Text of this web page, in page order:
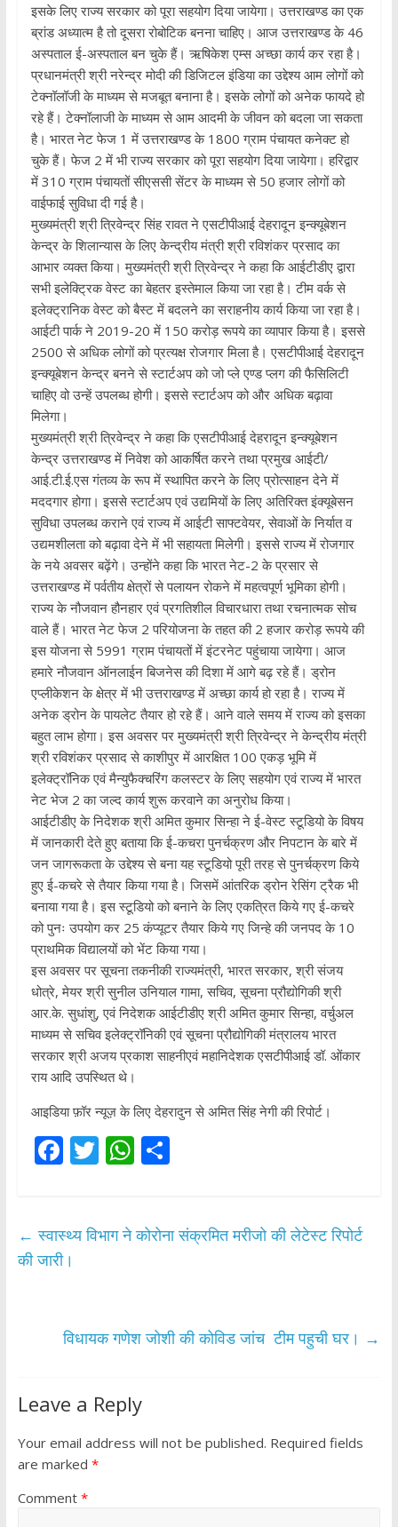
इसके लिए राज्य सरकार को पूरा सहयोग दिया जायेगा। उत्तराखण्ड का एक
ब्रांड अध्यात्म है तो दूसरा रोबोटिक बनना चाहिए। आज उत्तराखण्ड के 46
अस्पताल ई-अस्पताल बन चुके हैं। ऋषिकेश एम्स अच्छा कार्य कर रहा है।
प्रधानमंत्री श्री नरेन्द्र मोदी की डिजिटल इंडिया का उद्देश्य आम लोगों को
टेक्नॉलॉजी के माध्यम से मजबूत बनाना है। इसके लोगों को अनेक फायदे हो
रहे हैं। टेक्नॉलाजी के माध्यम से आम आदमी के जीवन को बदला जा सकता
है। भारत नेट फेज 1 में उत्तराखण्ड के 1800 ग्राम पंचायत कनेक्ट हो
चुके हैं। फेज 2 में भी राज्य सरकार को पूरा सहयोग दिया जायेगा। हरिद्वार
में 310 ग्राम पंचायतों सीएससी सेंटर के माध्यम से 50 हजार लोगों को
वाईफाई सुविधा दी गई है।
मुख्यमंत्री श्री त्रिवेन्द्र सिंह रावत ने एसटीपीआई देहरादून इन्क्यूबेशन
केन्द्र के शिलान्यास के लिए केन्द्रीय मंत्री श्री रविशंकर प्रसाद का
आभार व्यक्त किया। मुख्यमंत्री श्री त्रिवेन्द्र ने कहा कि आईटीडीए द्वारा
सभी इलेक्ट्रिक वेस्ट का बेहतर इस्तेमाल किया जा रहा है। टीम वर्क से
इलेक्ट्रानिक वेस्ट को बैस्ट में बदलने का सराहनीय कार्य किया जा रहा है।
आईटी पार्क ने 2019-20 में 150 करोड़ रूपये का व्यापार किया है। इससे
2500 से अधिक लोगों को प्रत्यक्ष रोजगार मिला है। एसटीपीआई देहरादून
इन्क्यूबेशन केन्द्र बनने से स्टार्टअप को जो प्ले एण्ड प्लग की फैसिलिटी
चाहिए वो उन्हें उपलब्ध होगी। इससे स्टार्टअप को और अधिक बढ़ावा
मिलेगा।
मुख्यमंत्री श्री त्रिवेन्द्र ने कहा कि एसटीपीआई देहरादून इन्क्यूबेशन
केन्द्र उत्तराखण्ड में निवेश को आकर्षित करने तथा प्रमुख आईटी/
आई.टी.ई.एस गंतव्य के रूप में स्थापित करने के लिए प्रोत्साहन देने में
मददगार होगा। इससे स्टार्टअप एवं उद्यमियों के लिए अतिरिक्त इंक्यूबेसन
सुविधा उपलब्ध कराने एवं राज्य में आईटी साफ्टवेयर, सेवाओं के निर्यात व
उद्यमशीलता को बढ़ावा देने में भी सहायता मिलेगी। इससे राज्य में रोजगार
के नये अवसर बढ़ेंगे। उन्होंने कहा कि भारत नेट-2 के प्रसार से
उत्तराखण्ड में पर्वतीय क्षेत्रों से पलायन रोकने में महत्वपूर्ण भूमिका होगी।
राज्य के नौजवान हौनहार एवं प्रगतिशील विचारधारा तथा रचनात्मक सोच
वाले हैं। भारत नेट फेज 2 परियोजना के तहत की 2 हजार करोड़ रूपये की
इस योजना से 5991 ग्राम पंचायतों में इंटरनेट पहुंचाया जायेगा। आज
हमारे नौजवान ऑनलाईन बिजनेस की दिशा में आगे बढ़ रहे हैं। ड्रोन
एप्लीकेशन के क्षेत्र में भी उत्तराखण्ड में अच्छा कार्य हो रहा है। राज्य में
अनेक ड्रोन के पायलेट तैयार हो रहे हैं। आने वाले समय में राज्य को इसका
बहुत लाभ होगा। इस अवसर पर मुख्यमंत्री श्री त्रिवेन्द्र ने केन्द्रीय मंत्री
श्री रविशंकर प्रसाद से काशीपुर में आरक्षित 100 एकड़ भूमि में
इलेक्ट्रॉनिक एवं मैन्युफैक्चरिंग कलस्टर के लिए सहयोग एवं राज्य में भारत
नेट भेज 2 का जल्द कार्य शुरू करवाने का अनुरोध किया।
आईटीडीए के निदेशक श्री अमित कुमार सिन्हा ने ई-वेस्ट स्टूडियो के विषय
में जानकारी देते हुए बताया कि ई-कचरा पुनर्चक्रण और निपटान के बारे में
जन जागरूकता के उद्देश्य से बना यह स्टूडियो पूरी तरह से पुनर्चक्रण किये
हुए ई-कचरे से तैयार किया गया है। जिसमें आंतरिक ड्रोन रेसिंग ट्रैक भी
बनाया गया है। इस स्टूडियो को बनाने के लिए एकत्रित किये गए ई-कचरे
को पुनः उपयोग कर 25 कंप्यूटर तैयार किये गए जिन्हे की जनपद के 10
प्राथमिक विद्यालयों को भेंट किया गया।
इस अवसर पर सूचना तकनीकी राज्यमंत्री, भारत सरकार, श्री संजय
धोत्रे, मेयर श्री सुनील उनियाल गामा, सचिव, सूचना प्रौद्योगिकी श्री
आर.के. सुधांशु, एवं निदेशक आईटीडीए श्री अमित कुमार सिन्हा, वर्चुअल
माध्यम से सचिव इलेक्ट्रॉनिकी एवं सूचना प्रौद्योगिकी मंत्रालय भारत
सरकार श्री अजय प्रकाश साहनीएवं महानिदेशक एसटीपीआई डॉ. ओंकार
राय आदि उपस्थित थे।
आइडिया फ़ॉर न्यूज़ के लिए देहरादुन से अमित सिंह नेगी की रिपोर्ट।
F
b
o
k
T
er
W
s
S
e
← स्वास्थ्य विभाग ने कोरोना संक्रमित मरीजो की लेटेस्ट रिपोर्ट
की जारी।
विधायक गणेश जोशी की कोविड जांच टीम पहुची घर। →
Leave a Reply
Your email address will not be published. Required fields
are marked *
Comment *